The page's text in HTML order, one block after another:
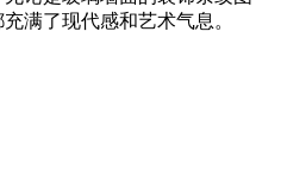
满了现代感和艺术气息。